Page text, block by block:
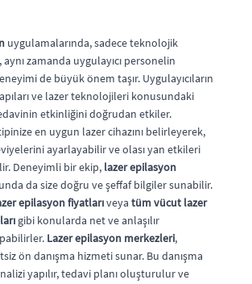
uygulamalarında, sadece teknolojik
zamanda uygulayıcı personelin
de büyük önem taşır. Uygulayıcıların
ve lazer teknolojileri konusundaki
etkinliğini doğrudan etkiler.
en uygun lazer cihazını belirleyerek,
ayarlayabilir ve olası yan etkileri
Deneyimli bir ekip, lazer epilasyon
da size doğru ve şeffaf bilgiler sunabilir.
epilasyon fiyatlarıveya tüm vücut lazer
gibi konularda net ve anlaşılır
Lazer epilasyon merkezleri,
ön danışma hizmeti sunar. Bu danışma
yapılır, tedavi planı oluşturulur ve